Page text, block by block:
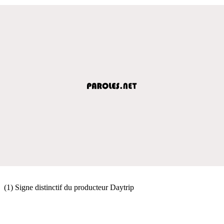
(1) Signe distinctif du producteur Daytrip